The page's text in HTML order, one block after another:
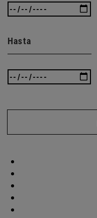
Hasta